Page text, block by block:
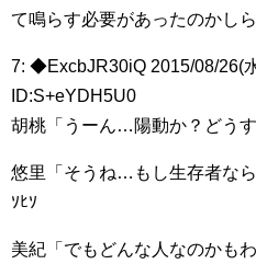
て鳴らす必要があったのかしら
7: ◆ExcbJR30iQ 2015/08/26(
ID:S+eYDH5U0
胡桃「うーん…陽動か？どう
悠里「そうね…もし生存者な
ｿﾋｿ
美紀「でもどんな人なのかも